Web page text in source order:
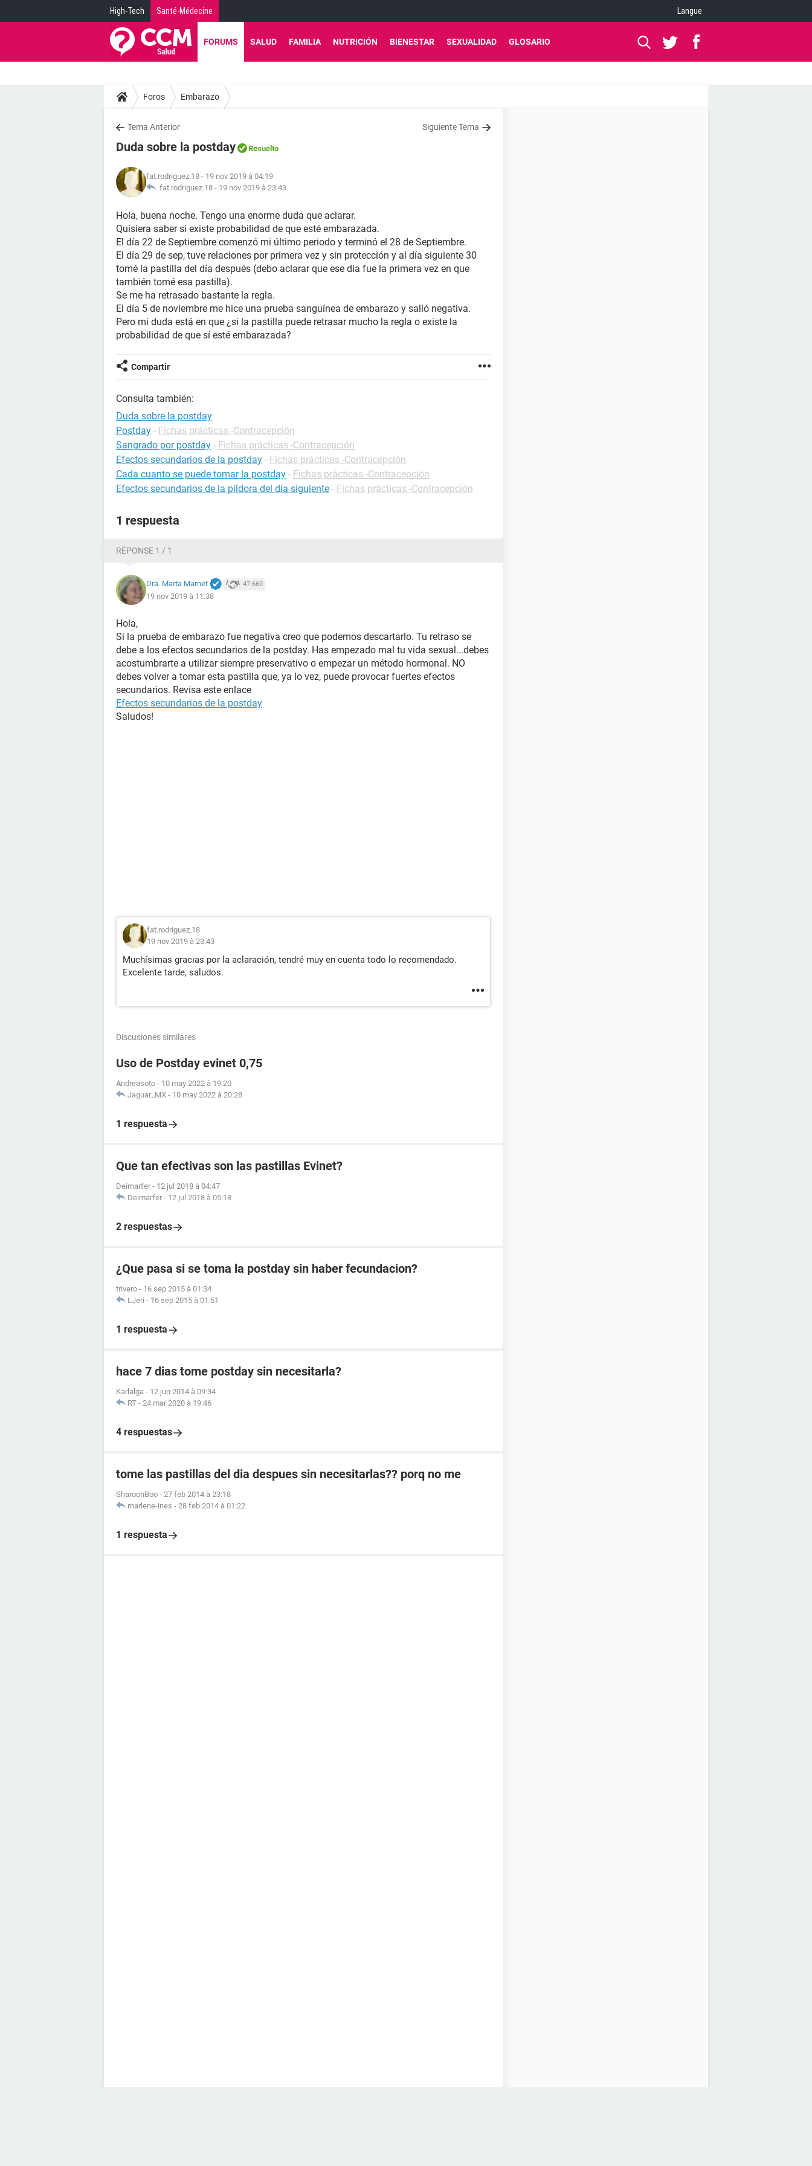
High-Tech Santé-Médecine Langue
FORUMS SALUD FAMILIA NUTRICIÓN BIENESTAR SEXUALIDAD GLOSARIO
Foros Embarazo
Tema Anterior Siguiente Tema
Duda sobre la postday Resuelto
fat.rodriguez.18 - 19 nov 2019 à 04:19
fat.rodriguez.18 - 19 nov 2019 à 23:43
Hola, buena noche. Tengo una enorme duda que aclarar.
Quisiera saber si existe probabilidad de que esté embarazada.
El día 22 de Septiembre comenzó mi último periodo y terminó el 28 de Septiembre.
El día 29 de sep, tuve relaciones por primera vez y sin protección y al día siguiente 30
tomé la pastilla del día después (debo aclarar que ese día fue la primera vez en que
también tomé esa pastilla).
Se me ha retrasado bastante la regla.
El día 5 de noviembre me hice una prueba sanguínea de embarazo y salió negativa.
Pero mi duda está en que ¿si la pastilla puede retrasar mucho la regla o existe la
probabilidad de que sí esté embarazada?
Compartir
Consulta también:
Duda sobre la postday
Postday - Fichas prácticas -Contracepción
Sangrado por postday - Fichas prácticas -Contracepción
Efectos secundarios de la postday - Fichas prácticas -Contracepción
Cada cuanto se puede tomar la postday - Fichas prácticas -Contracepción
Efectos secundarios de la píldora del día siguiente - Fichas prácticas -Contracepción
1 respuesta
RÉPONSE 1 / 1
Dra. Marta Marnet 47.660
19 nov 2019 à 11:38
Hola,
Si la prueba de embarazo fue negativa creo que podemos descartarlo. Tu retraso se
debe a los efectos secundarios de la postday. Has empezado mal tu vida sexual...debes
acostumbrarte a utilizar siempre preservativo o empezar un método hormonal. NO
debes volver a tomar esta pastilla que, ya lo vez, puede provocar fuertes efectos
secundarios. Revisa este enlace
Efectos secundarios de la postday
Saludos!
fat.rodriguez.18
19 nov 2019 à 23:43
Muchísimas gracias por la aclaración, tendré muy en cuenta todo lo recomendado.
Excelente tarde, saludos.
Discusiones similares
Uso de Postday evinet 0,75
Andreasoto - 10 may 2022 à 19:20
Jaguar_MX - 10 may 2022 à 20:28
1 respuesta
Que tan efectivas son las pastillas Evinet?
Deimarfer - 12 jul 2018 à 04:47
Deimarfer - 12 jul 2018 à 05:18
2 respuestas
¿Que pasa si se toma la postday sin haber fecundacion?
trivero - 16 sep 2015 à 01:34
LJeri - 16 sep 2015 à 01:51
1 respuesta
hace 7 dias tome postday sin necesitarla?
Karlalga - 12 jun 2014 à 09:34
RT - 24 mar 2020 à 19:46
4 respuestas
tome las pastillas del dia despues sin necesitarlas?? porq no me
SharoonBoo - 27 feb 2014 à 23:18
marlene-ines - 28 feb 2014 à 01:22
1 respuesta